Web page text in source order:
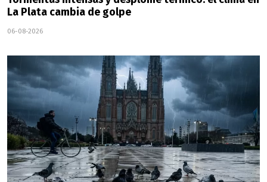
La Plata cambia de golpe
06-08-2026